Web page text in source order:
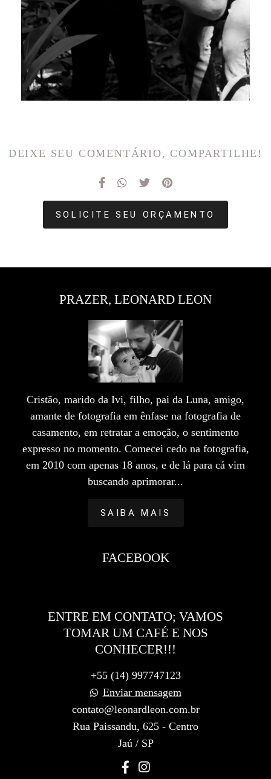
DEIXE SEU COMENTÁRIO, COMPARTILHE!
SOLICITE SEU ORÇAMENTO
PRAZER, LEONARD LEON
Cristão, marido da Ivi, filho, pai da Luna, amigo,
amante de fotografia em ênfase na fotografia de
casamento, em retratar a emoção, o sentimento
expresso no momento. Comecei cedo na fotografia,
em 2010 com apenas 18 anos, e de lá para cá vim
buscando aprimorar...
SAIBA MAIS
FACEBOOK
ENTRE EM CONTATO; VAMOS
TOMAR UM CAFÉ E NOS
CONHECER!!!
+55 (14) 997747123
Enviar mensagem
contato@leonardleon.com.br
Rua Paissandu, 625 - Centro
Jaú / SP